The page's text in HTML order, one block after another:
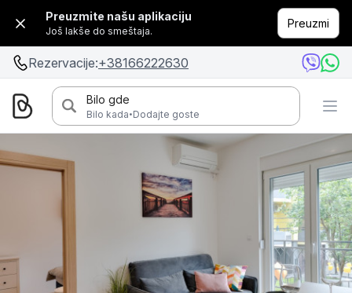
Preuzmite našu aplikaciju
Još lakše do smeštaja.
Preuzmi
Rezervacije:+38166222630
Bilo gde
Bilo kada·Dodajte goste